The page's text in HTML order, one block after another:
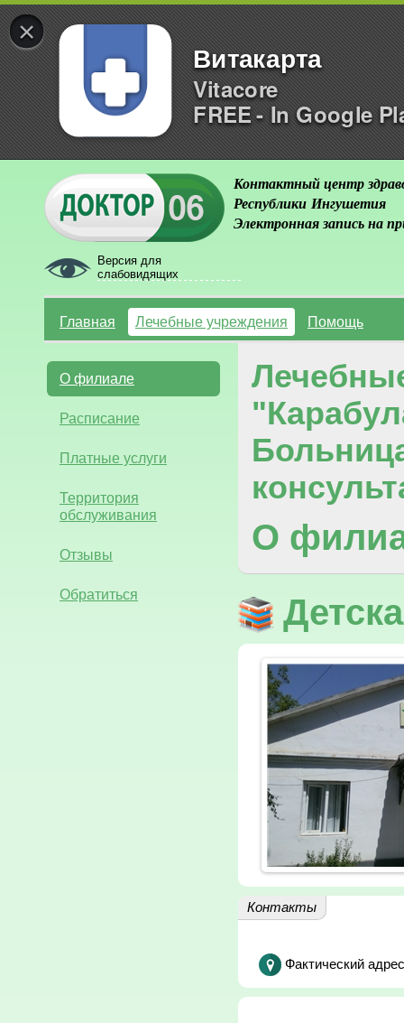
×
Витакарта
Vitacore
FREE - In Google
Версия для
слабовидящих
Контактный центр
Республики Ингушетия
Электронная запись на
Главная Лечебные учреждения Помощь
О филиале
Расписание
Платные услуги
Территория
обслуживания
Отзывы
Обратиться
О
Контакты
Фактический